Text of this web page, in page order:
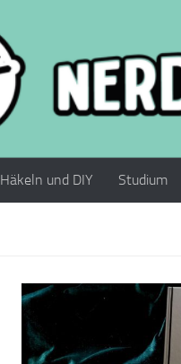
Häkeln und DIY Studium